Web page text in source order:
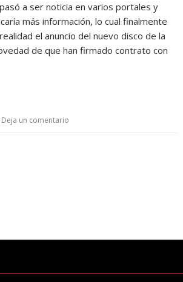
a ser noticia en varios portales y
más información, lo cual finalmente
el anuncio del nuevo disco de la
de que han firmado contrato con
Deja un comentario